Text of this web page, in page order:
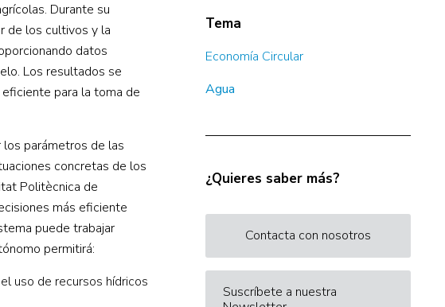
Durante su
de los cultivos y la
datos
Los resultados se
para la toma de
parámetros de las
concretas de los
Politècnica de
más eficiente
puede trabajar
permitirá:
uso de recursos hídricos
Tema
Economía Circular
Agua
¿Quieres saber más?
Contacta con nosotros
Suscríbete a nuestra